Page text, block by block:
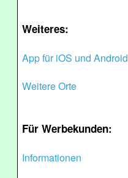
Weiteres:
App für iOS und Android
Weitere Orte
Für Werbekunden:
Informationen